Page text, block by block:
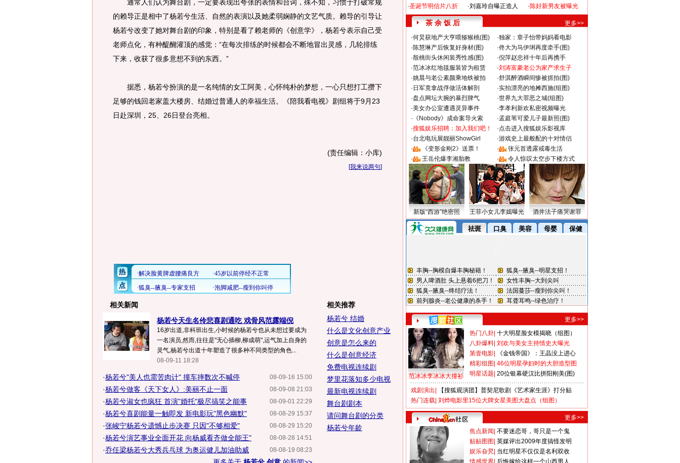
通常人们认为舞台剧，一定要表现出夸张的表情和台词，殊不知，习惯于打破常规
的赖导正是相中了杨若兮生活、自然的表演以及她柔弱娴静的文艺气质。赖导的引导让
杨若兮改变了她对舞台剧的印象，特别是看了赖老师的《创意学》，杨若兮表示自己受
老师点化，有种醍醐灌顶的感觉：“在每次排练的时候都会不断地冒出灵感，几轮排练
下来，收获了很多意想不到的东西。”
据悉，杨若兮扮演的是一名纯情的女工阿美，心怀纯朴的梦想，一心只想打工攒下
足够的钱回老家盖大楼房、结婚过普通人的幸福生活。《陪我看电视》剧组将于9月23
日赴深圳，25、26日登台亮相。
(责任编辑：小库)
[我来说两句]
相关新闻
杨若兮天生名伶悲喜剧通吃 戏骨风范露端倪
16岁出道,非科班出生,小时候的杨若兮也从未想过要成为
一名演员,然而,往往是"无心插柳,柳成萌",运气加上自身的
灵气,杨若兮出道十年塑造了很多种不同类型的角色...
08-09-11 18:28
08-09-16 15:00
·杨若兮"美人也需苦肉计" 撞车摔数次不喊停
08-09-08 21:03
·杨若兮做客《天下女人》:美丽不止一面
08-09-01 22:29
·杨若兮淑女也疯狂 首演"婚托"极尽搞笑之能事
08-08-29 15:37
·杨若兮喜剧能量一触即发 新电影玩"黑色幽默"
08-08-29 15:20
·张峻宁杨若兮遗憾止步决赛 只因"不够相爱"
08-08-28 14:51
·杨若兮演艺事业全面开花 向杨威看齐做全能王"
08-08-19 08:23
·乔任梁杨若兮大秀兵乓球 为奥运健儿加油助威
相关推荐
杨若兮 结婚
什么是文化创意产业
创意是怎么来的
什么是创意经济
免费电视连续剧
梦里花落知多少电视
最新电视连续剧
舞台剧剧本
请问舞台剧的分类
杨若兮年龄
·圣诞节明信片八折
·刘嘉玲自曝正造人
·陈好新男友被曝光
茶 余 饭 后
更多>>
·何炅获地产大亨喂猕猴桃(图) ·独家：章子怡带妈妈看电影
·陈慧琳产后恢复好身材(图) ·佟大为马伊琍再度牵手(图)
·殷桃街头休闲装秀性感(图) ·倪萍赵忠祥十年后再携手
·范冰冰红地毯服装皆为租赁 ·刘涛富豪老公为家产求生子
·姚晨与老公素颜乘地铁被拍 ·舒淇醉酒瞬间惨被抓拍(图)
· 日军竟拿战俘做活体解剖 ·实拍漂亮的地摊西施(组图)
·盘点网坛大腕的暴烈脾气 ·世界九大罪恶之城(组图)
·美女办公室遭遇灵异事件 ·李孝利新欢私密视频曝光
· 《Nobody》成命案导火索 ·孟庭苇可爱儿子最新照(图)
·搜狐娱乐招聘：加入我们吧！ ·点击进入搜狐娱乐影视库
·台北电玩展靓丽ShowGirl ·游戏史上最般配的十对情侣
·
《变形金刚2》送票！ ·
张元首透露戒毒生活
·
王岳伦爆李湘胎教 · 令人惊叹太空步下楼方式
新版“西游”绝密照 王菲小女儿李嫣曝光 酒井法子痛哭谢罪
更多>>
范冰冰李冰冰大撞衫
热门八卦 十大明星脸女模揭晓（组图）
八卦爆料 刘欢与美女主持情史大曝光
第壹电影
《金钱帝国》：王晶没上进心
精彩组图 46位明星孕妇时的大胆造型图
明星话题 20位银幕硬汉比拼阳刚美(图)
戏剧演出
【搜狐观演团】普契尼歌剧《艺术家生涯》打分贴
热门连载 刘烨电影里15位大牌女星美图大盘点（组图）
更多>>
焦点新闻 不要迷恋哥，哥只是一个鬼
贴贴图图 英媒评出2009年度搞怪发明
娱乐旮旯 当红明星不仅仅是名利双收
情感世界 后悔嫁给这样一个山西男人